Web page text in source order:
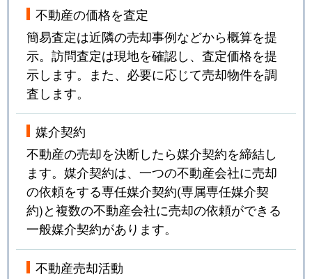
不動産の価格を査定
簡易査定は近隣の売却事例などから概算を提
示。訪問査定は現地を確認し、査定価格を提
示します。また、必要に応じて売却物件を調
査します。
媒介契約
不動産の売却を決断したら媒介契約を締結し
ます。媒介契約は、一つの不動産会社に売却
の依頼をする専任媒介契約(専属専任媒介契
約)と複数の不動産会社に売却の依頼ができる
一般媒介契約があります。
不動産売却活動